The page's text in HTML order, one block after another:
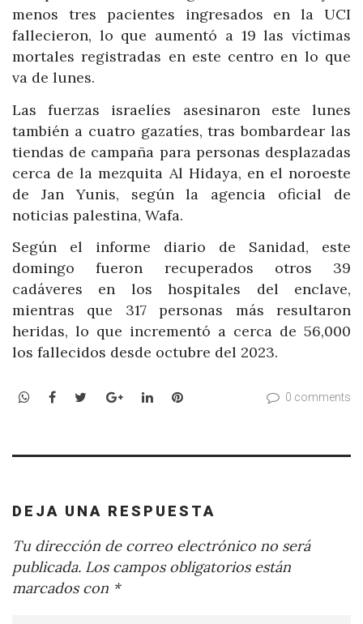
menos tres pacientes ingresados en la UCI
fallecieron, lo que aumentó a 19 las víctimas
mortales registradas en este centro en lo que
va de lunes.
Las fuerzas israelíes asesinaron este lunes
también a cuatro gazatíes, tras bombardear las
tiendas de campaña para personas desplazadas
cerca de la mezquita Al Hidaya, en el noroeste
de Jan Yunis, según la agencia oficial de
noticias palestina, Wafa.
Según el informe diario de Sanidad, este
domingo fueron recuperados otros 39
cadáveres en los hospitales del enclave,
mientras que 317 personas más resultaron
heridas, lo que incrementó a cerca de 56,000
los fallecidos desde octubre del 2023.
WhatsApp
Facebook
TwitterGoogle+LinkedInPinterest 0 comments
DEJA UNA RESPUESTA
Tu dirección de correo electrónico no será
publicada. Los campos obligatorios están
marcados con *